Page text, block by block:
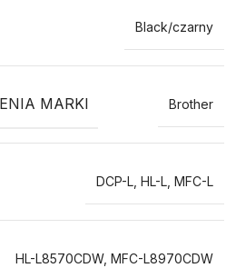
Black/czarny
MARKI Brother
DCP-L HL-L MFC-L
HL-L8570CDW, MFC-L8970CDW